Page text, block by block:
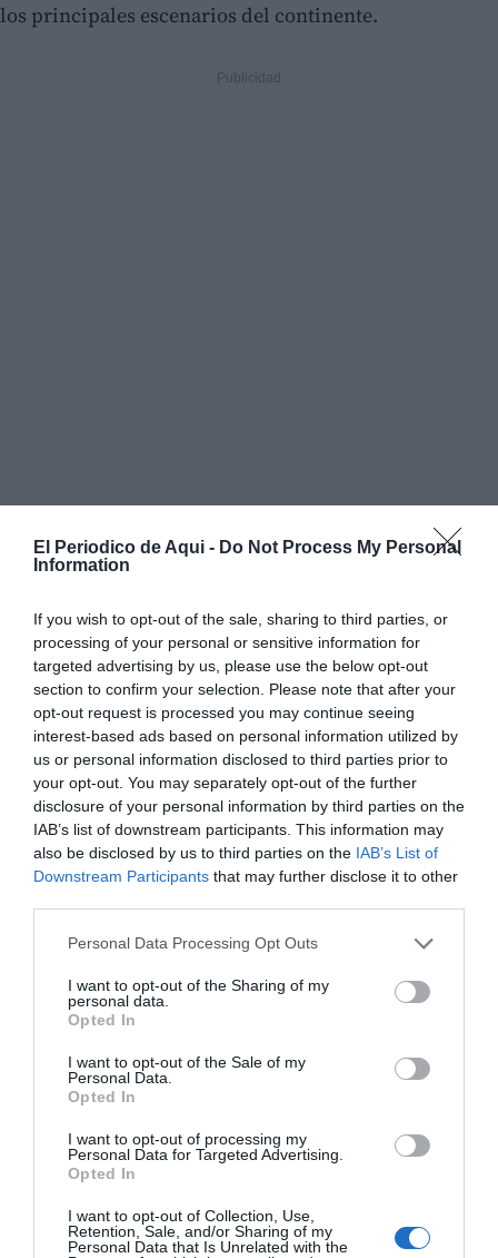
El Periodico de Aqui - Do Not Process My Personal
Information
If you wish to opt-out of the sale, sharing to third parties, or
processing of your personal or sensitive information for
targeted advertising by us, please use the below opt-out
section to confirm your selection. Please note that after your
opt-out request is processed you may continue seeing
interest-based ads based on personal information utilized by
us or personal information disclosed to third parties prior to
your opt-out. You may separately opt-out of the further
disclosure of your personal information by third parties on the
IAB’s list of downstream participants. This information may
also be disclosed by us to third parties on the IAB’s List of
Downstream Participants that may further disclose it to other
Personal Data Processing Opt Outs
I want to opt-out of the Sharing of my
personal data.
Opted In
I want to opt-out of the Sale of my
Personal Data.
Opted In
I want to opt-out of processing my
Personal Data for Targeted Advertising.
Opted In
I want to opt-out of Collection, Use,
Retention, Sale, and/or Sharing of my
Personal Data that Is Unrelated with the
los principales escenarios del continente.
Tras el éxito de su reciente gira por Colombia, el
grupo cruzará el Atlántico para ofrecer un espectáculo
en el que la música, la energía del público y la
conexión con sus seguidores serán los grandes
protagonistas. La formación promete una noche en la
que sus grandes éxitos y la puesta en escena
convertirán el concierto en una experiencia
inolvidable para sus fans.
El inicio de esta gira europea llega en uno de los
momentos más destacados de la trayectoria de Grupo
Firme. La banda tiene programados dos conciertos los
Ciudad de México, con los que alcanzará un récord de
11 actuaciones
se convertirá en el primer grupo mexicano en lograr
esta cifra, consolidando su posición como uno de los